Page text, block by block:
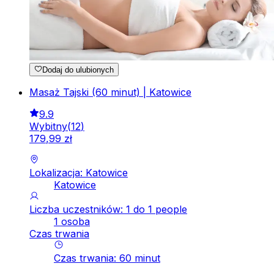
Dodaj do ulubionych
Masaż Tajski (60 minut) | Katowice
9.9
Wybitny(12)
179,99 zł
Lokalizacja: Katowice
Katowice
Liczba uczestników: 1 do 1 people
1 osoba
Czas trwania
Czas trwania: 60 minut